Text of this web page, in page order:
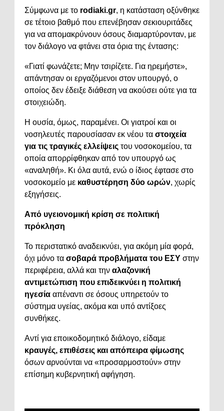
Σύμφωνα με το rodiaki.gr, η κατάσταση οξύνθηκε
σε τέτοιο βαθμό που επενέβησαν σεκιουριτάδες
για να απομακρύνουν όσους διαμαρτύρονταν, με
τον διάλογο να φτάνει στα όρια της έντασης:
«Γιατί φωνάζετε; Μην τσιρίζετε. Για ηρεμήστε»,
απάντησαν οι εργαζόμενοι στον υπουργό, ο
οποίος δεν έδειξε διάθεση να ακούσει ούτε για τα
στοιχειώδη.
Η ουσία, όμως, παραμένει. Οι γιατροί και οι
νοσηλευτές παρουσίασαν εκ νέου τα στοιχεία
για τις τραγικές ελλείψεις του νοσοκομείου, τα
οποία απορρίφθηκαν από τον υπουργό ως
«αναληθή». Κι όλα αυτά, ενώ ο ίδιος έφτασε στο
νοσοκομείο με καθυστέρηση δύο ωρών, χωρίς
εξηγήσεις.
Από υγειονομική κρίση σε πολιτική
πρόκληση
Το περιστατικό αναδεικνύει, για ακόμη μία φορά,
όχι μόνο τα σοβαρά προβλήματα του ΕΣΥ στην
περιφέρεια, αλλά και την αλαζονική
αντιμετώπιση που επιδεικνύει η πολιτική
ηγεσία απέναντι σε όσους υπηρετούν το
σύστημα υγείας, ακόμα και υπό αντίξοες
συνθήκες.
Αντί για εποικοδομητικό διάλογο, είδαμε
κραυγές, επιθέσεις και απόπειρα φίμωσης
όσων αρνούνται να «προσαρμοστούν» στην
επίσημη κυβερνητική αφήγηση.